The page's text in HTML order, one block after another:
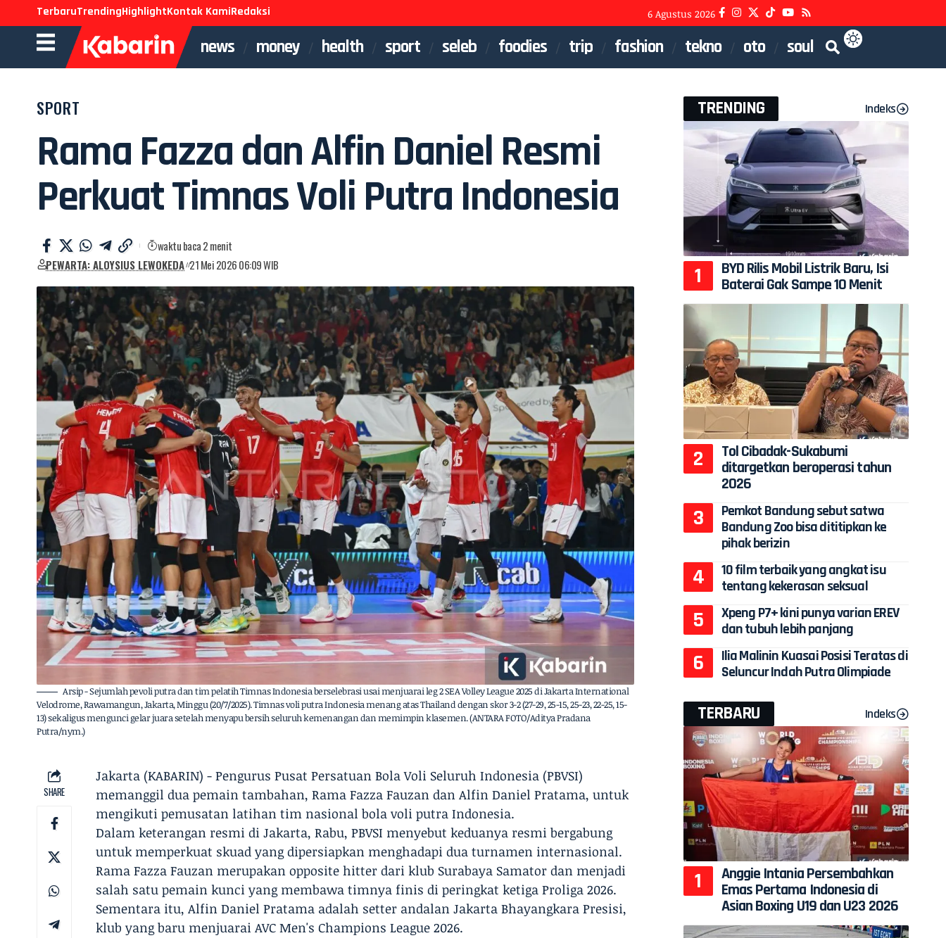
TerbaruTrendingHighlightKontak KamiRedaksi 6 Agustus 2026
news money health sport seleb foodies trip fashion tekno oto soul
SPORT
Rama Fazza dan Alfin Daniel Resmi
Perkuat Timnas Voli Putra Indonesia
PEWARTA: ALOYSIUS LEWOKEDA 21 Mei 2026 06:09 WIB
waktu baca 2 menit
Arsip - Sejumlah pevoli putra dan tim pelatih Timnas Indonesia berselebrasi usai menjuarai leg 2 SEA Volley League 2025 di Jakarta International
Velodrome, Rawamangun, Jakarta, Minggu (20/7/2025). Timnas voli putra Indonesia menang atas Thailand dengan skor 3-2 (27-29, 25-15, 25-23, 22-25, 15-
13) sekaligus mengunci gelar juara setelah menyapu bersih seluruh kemenangan dan memimpin klasemen. (ANTARA FOTO/Aditya Pradana
Putra/nym.)
SHARE
Jakarta (KABARIN) - Pengurus Pusat Persatuan Bola Voli Seluruh Indonesia (PBVSI)
memanggil dua pemain tambahan, Rama Fazza Fauzan dan Alfin Daniel Pratama, untuk
mengikuti pemusatan latihan tim nasional bola voli putra Indonesia.
Dalam keterangan resmi di Jakarta, Rabu, PBVSI menyebut keduanya resmi bergabung
untuk memperkuat skuad yang dipersiapkan menghadapi dua turnamen internasional.
Rama Fazza Fauzan merupakan opposite hitter dari klub Surabaya Samator dan menjadi
salah satu pemain kunci yang membawa timnya finis di peringkat ketiga Proliga 2026.
Sementara itu, Alfin Daniel Pratama adalah setter andalan Jakarta Bhayangkara Presisi,
klub yang baru menjuarai AVC Men's Champions League 2026.
TRENDING Indeks
BYD Rilis Mobil Listrik Baru, Isi
Baterai Gak Sampe 10 Menit
Tol Cibadak-Sukabumi
ditargetkan beroperasi tahun
2026
Pemkot Bandung sebut satwa
Bandung Zoo bisa dititipkan ke
pihak berizin
10 film terbaik yang angkat isu
tentang kekerasan seksual
Xpeng P7+ kini punya varian EREV
dan tubuh lebih panjang
Ilia Malinin Kuasai Posisi Teratas di
Seluncur Indah Putra Olimpiade
TERBARU Indeks
Anggie Intania Persembahkan
Emas Pertama Indonesia di
Asian Boxing U19 dan U23 2026